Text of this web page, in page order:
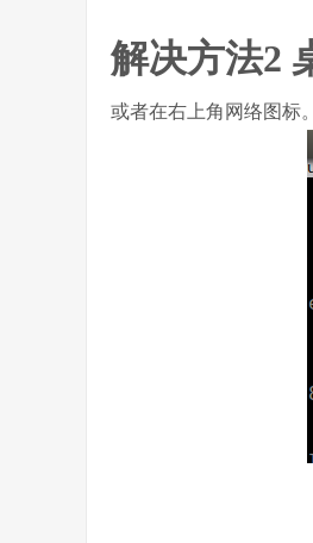
解决方法2
或者在右上角网络图标。